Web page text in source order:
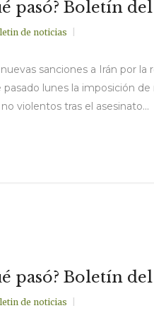
pasó? Boletín
de noticias
sanciones a Irán por
pasado lunes la imposición
violentos tras el asesinato...
pasó? Boletín
de noticias